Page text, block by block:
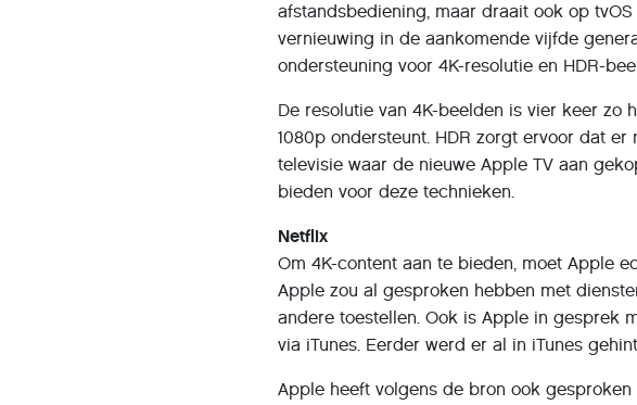
afstandsbediening, maar draait ook op
vernieuwing in de aankomende vijfde
ondersteuning voor 4K-resolutie en HDR-
De resolutie van 4K-beelden is vier keer zo
1080p ondersteunt. HDR zorgt ervoor dat
televisie waar de nieuwe Apple TV aan
bieden voor deze technieken.
Netflix
Om 4K-content aan te bieden, moet Apple
Apple zou al gesproken hebben met
andere toestellen. Ook is Apple in gesprek
via iTunes. Eerder werd er al in iTunes
Apple heeft volgens de bron ook